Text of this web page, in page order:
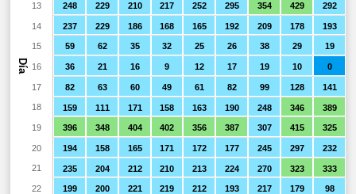
Día
248 229 210 217 252 295 354 429 292
237 229 186 168 165 192 209 178 193
59 62 35 32 25 26 38 29 19
36 21 16 9 12 17 19 10 0
82 63 60 49 61 82 99 128 141
159 111 171 158 163 190 248 346 389
396 348 404 402 356 387 307 415 325
194 158 165 171 172 177 245 297 232
235 204 212 210 213 224 270 323 333
199 200 221 219 212 193 217 179 98
13
14
15
16
17
18
19
20
21
22